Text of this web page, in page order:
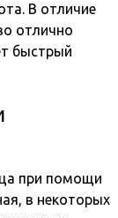
В отличие
отлично
быстрый
при помощи
в некоторых